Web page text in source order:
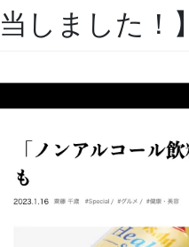
当しました！】